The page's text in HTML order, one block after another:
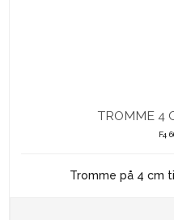
TROMME 4
F4
Tromme på 4 cm